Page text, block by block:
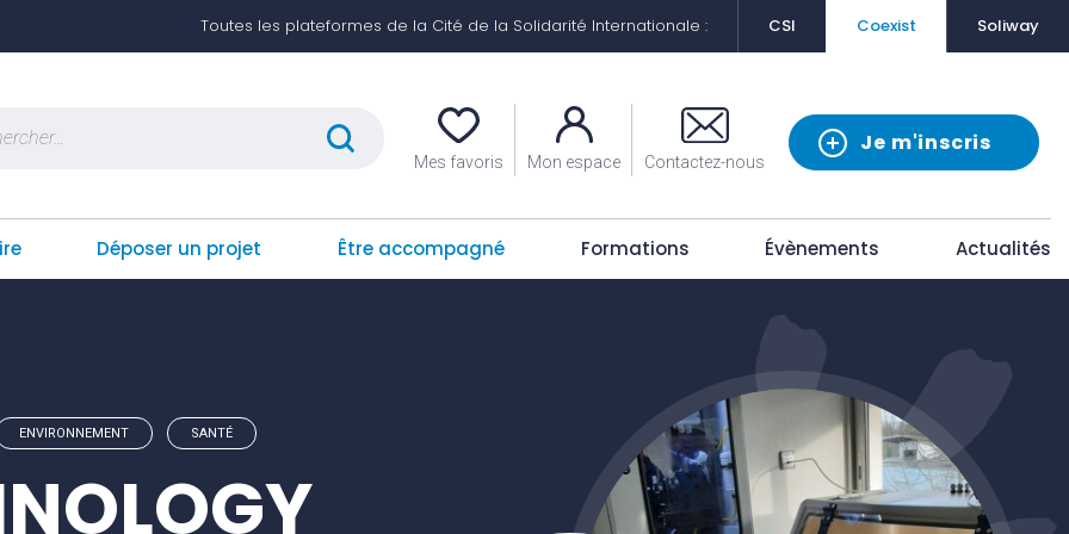
Toutes les plateformes de la Cité de la Solidarité Internationale : CSI Coexist Soliway
Mes favoris Mon espace
Je m'inscris
Contactez-nous
Déposer un projet Être accompagné Formations Évènements Actualités
ENVIRONNEMENT SANTÉ